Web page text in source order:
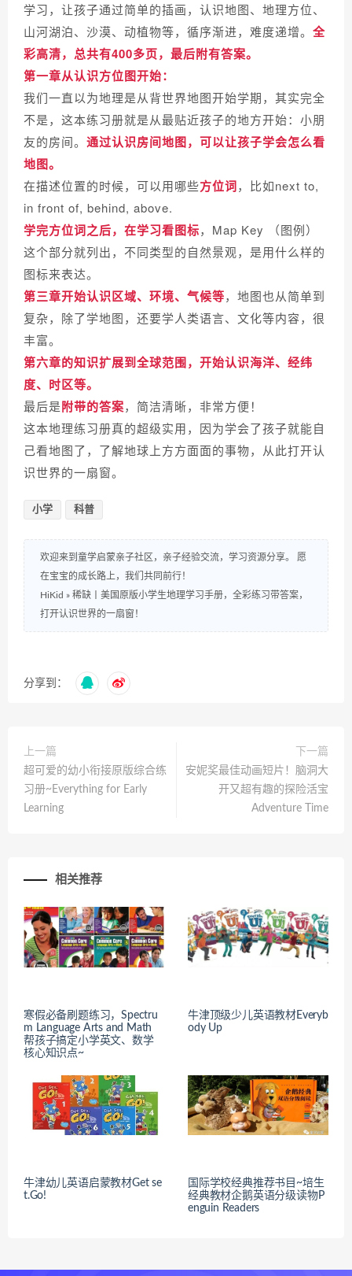
学习，让孩子通过简单的插画，认识地图、地理方位、
山河湖泊、沙漠、动植物等，循序渐进，难度递增。 全
彩高清，总共有400多页，最后附有答案。
第一章从认识方位图开始：
我们一直以为地理是从背世界地图开始学期，其实完全
不是， 这本练习册就是从最贴近孩子的地方开始：小朋
友的房间。 通过认识房间地图，可以让孩子学会怎么看
地图。
在描述位置的时候，可以用哪些方位词，比如next to,
in front of, behind, above.
学完方位词之后，在学习看图标，Map Key （图例）
这个部分就列出，不同类型的自然景观，是用什么样的
图标来表达。
第三章开始认识区域、环境、气候等，地图也从简单到
复杂， 除了学地图，还要学人类语言、文化等内容，很
丰富。
第六章的知识扩展到全球范围，开始认识海洋、经纬
度、时区等。
最后是附带的答案，简洁清晰，非常方便！
这本地理练习册真的超级实用，因为学会了孩子就能自
己看地图了，了解地球上方方面面的事物，从此打开认
识世界的一扇窗。
小学 科普
欢迎来到童学启蒙亲子社区，亲子经验交流，学习资源分享。 愿
在宝宝的成长路上，我们共同前行！
HiKid » 稀缺丨美国原版小学生地理学习手册，全彩练习带答案，
打开认识世界的一扇窗！
分享到：
上一篇
超可爱的幼小衔接原版综合练
习册~Everything for Early
Learning
下一篇
安妮奖最佳动画短片！脑洞大
开又超有趣的探险活宝
Adventure Time
相关推荐
寒假必备刷题练习，Spectru
m Language Arts and Math
帮孩子搞定小学英文、数学
核心知识点~
牛津顶级少儿英语教材Everyb
ody Up
牛津幼儿英语启蒙教材Get se
t.Go!
国际学校经典推荐书目~培生
经典教材企鹅英语分级读物P
enguin Readers